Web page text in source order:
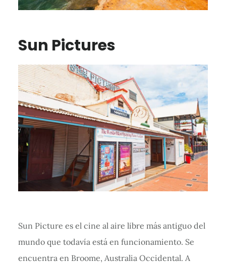
Sun Pictures
Sun Picture es el cine al aire libre más antiguo del
mundo que todavía está en funcionamiento. Se
encuentra en Broome, Australia Occidental. A